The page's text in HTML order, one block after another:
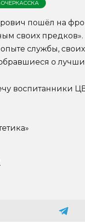
пошёл на
своих
службы,
о
воспитанники